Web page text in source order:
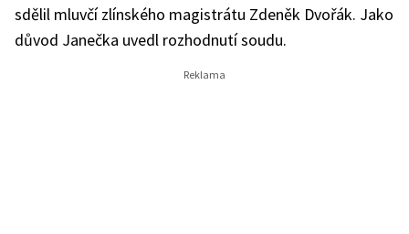
sdělil mluvčí zlínského magistrátu Zdeněk Dvořák. Jako
důvod Janečka uvedl rozhodnutí soudu.